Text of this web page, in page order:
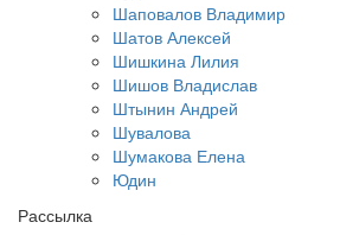
Шаповалов Владимир
Шатов Алексей
Шишкина Лилия
Шишов Владислав
Штынин Андрей
Шувалова
Шумакова Елена
Юдин
Рассылка